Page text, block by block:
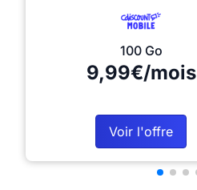
100 Go
9,99€/mois
Voir l'offre